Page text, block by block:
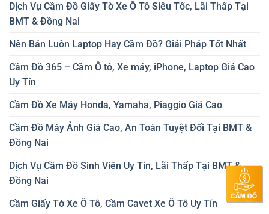
Dịch Vụ Cầm Đồ Giấy Tờ Xe Ô Tô Siêu Tốc, Lãi Thấp Tại
BMT & Đồng Nai
Nên Bán Luôn Laptop Hay Cầm Đồ? Giải Pháp Tốt Nhất
Cầm Đồ 365 – Cầm Ô tô, Xe máy, iPhone, Laptop Giá Cao
Uy Tín
Cầm Đồ Xe Máy Honda, Yamaha, Piaggio Giá Cao
Cầm Đồ Máy Ảnh Giá Cao, An Toàn Tuyệt Đối Tại BMT &
Đồng Nai
Dịch Vụ Cầm Đồ Sinh Viên Uy Tín, Lãi Thấp Tại BMT &
Đồng Nai
Cầm Giấy Tờ Xe Ô Tô, Cầm Cavet Xe Ô Tô Uy Tín